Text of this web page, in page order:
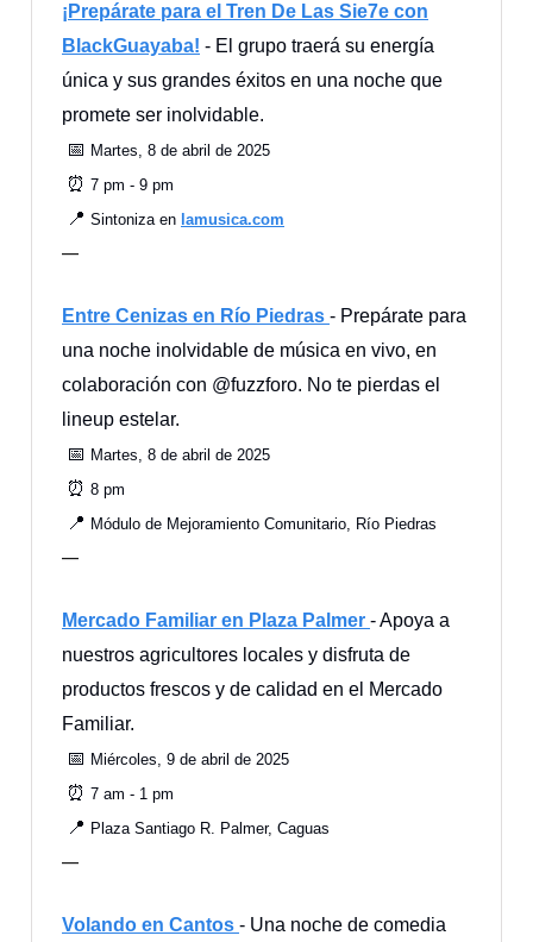
¡Prepárate para el Tren De Las Sie7e con
BlackGuayaba! - El grupo traerá su energía
única y sus grandes éxitos en una noche que
promete ser inolvidable.
📅 Martes, 8 de abril de 2025
⏰ 7 pm - 9 pm
📍 Sintoniza en lamusica.com
—
Entre Cenizas en Río Piedras - Prepárate para
una noche inolvidable de música en vivo, en
colaboración con @fuzzforo. No te pierdas el
lineup estelar.
📅 Martes, 8 de abril de 2025
⏰ 8 pm
📍 Módulo de Mejoramiento Comunitario, Río Piedras
—
Mercado Familiar en Plaza Palmer - Apoya a
nuestros agricultores locales y disfruta de
productos frescos y de calidad en el Mercado
Familiar.
📅 Miércoles, 9 de abril de 2025
⏰ 7 am - 1 pm
📍 Plaza Santiago R. Palmer, Caguas
—
Volando en Cantos - Una noche de comedia